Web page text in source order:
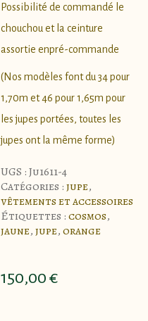
Possibilité de commandé le
chouchou et la ceinture
assortie enpré-commande
(Nos modèles font du 34 pour
1,70m et 46 pour 1,65m pour
les jupes portées, toutes les
jupes ont la même forme)
UGS :Ju1611-4
Catégories :jupe,
vêtements et accessoires
Étiquettes :cosmos,
jaune,jupe,orange
150,00€